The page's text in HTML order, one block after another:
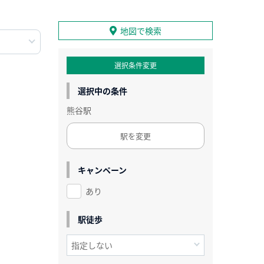
地図で検索
選択条件変更
選択中の条件
熊谷駅
駅を変更
キャンペーン
あり
駅徒歩